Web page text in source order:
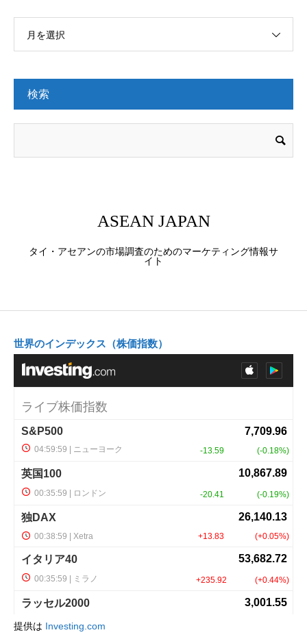
月を選択
検索
ASEAN JAPAN
タイ・アセアンの市場調査のためのマーケティング情報サ
イト
世界のインデックス（株価指数）
提供は Investing.com